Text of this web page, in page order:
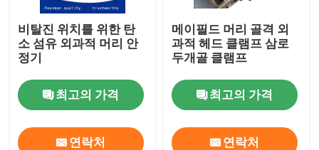
비탈진 위치를 위한 탄
소 섬유 외과적 머리 안
정기
최고의 가격
연락처
메이필드 머리 골격 외
과적 헤드 클램프 삼로
두개골 클램프
최고의 가격
연락처